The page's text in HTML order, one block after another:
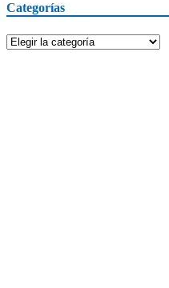
Categorías
Categorías